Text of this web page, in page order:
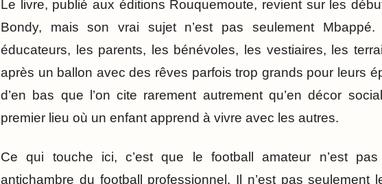
Le livre, publié aux éditions Rouquemoute, revient sur les
Bondy, mais son vrai sujet n’est pas seulement
éducateurs, les parents, les bénévoles, les vestiaires, les
après un ballon avec des rêves parfois trop grands pour leurs
d’en bas que l’on cite rarement autrement qu’en décor
premier lieu où un enfant apprend à vivre avec les autres.
Ce qui touche ici, c’est que le football amateur n’est
antichambre du football professionnel. Il n’est pas seulement